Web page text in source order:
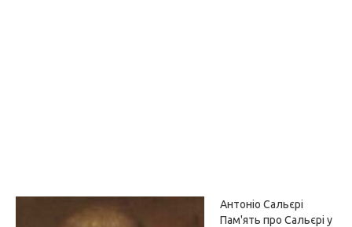
Антоніо Сальєрі
Пам'ять про Сальєрі у